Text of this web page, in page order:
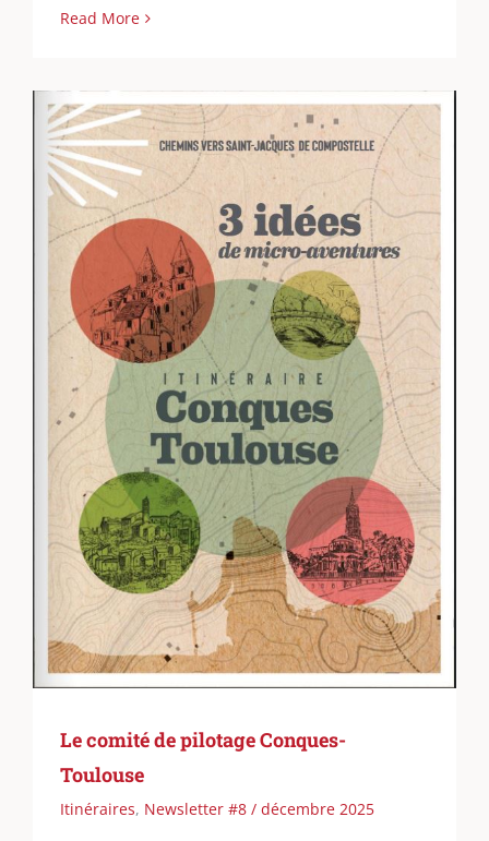
Read More
Le comité de pilotage Conques-
Toulouse
Itinéraires, Newsletter #8 / décembre 2025